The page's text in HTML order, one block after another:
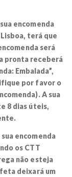
i
g
a
t
i
o
n
encomenda
terá que
será
pronta receberá
Embalada”,
por favor o
A sua
8 dias úteis,
encomenda
os CTT
não esteja
deixará um